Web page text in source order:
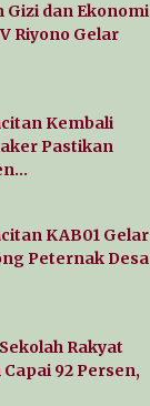
dan Ekonomi
Riyono Gelar
Kembali
Pastikan
KAB01 Gelar
Peternak Desa
Rakyat
92 Persen,